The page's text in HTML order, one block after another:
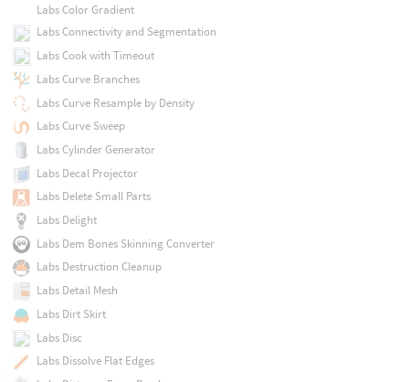
Labs Color Gradient
Labs Connectivity and Segmentation
Labs Cook with Timeout
Labs Curve Branches
Labs Curve Resample by Density
Labs Curve Sweep
Labs Cylinder Generator
Labs Decal Projector
Labs Delete Small Parts
Labs Delight
Labs Dem Bones Skinning Converter
Labs Destruction Cleanup
Labs Detail Mesh
Labs Dirt Skirt
Labs Disc
Labs Dissolve Flat Edges